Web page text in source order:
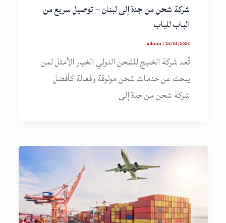
شركة شحن من جدة إلى لبنان – توصيل سريع من
الباب للباب
admin/26/03/2026
تُعد شركة الخليج للشحن الدولي الخيار الأمثل لمن
يبحث عن خدمات شحن موثوقة وفعالة كأفضل
شركة شحن من جدة إلى